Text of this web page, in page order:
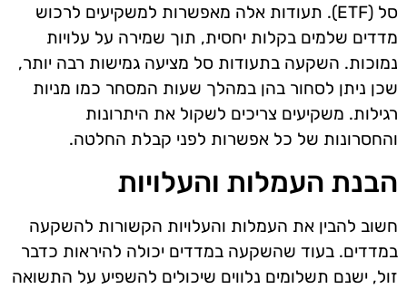
סל (ETF). תעודות אלה מאפשרות למשקיעים לרכוש
מדדים שלמים בקלות יחסית, תוך שמירה על עלויות
נמוכות. השקעה בתעודות סל מציעה גמישות רבה יותר,
שכן ניתן לסחור בהן במהלך שעות המסחר כמו מניות
רגילות. משקיעים צריכים לשקול את היתרונות
והחסרונות של כל אפשרות לפני קבלת החלטה.
הבנת העמלות והעלויות
חשוב להבין את העמלות והעלויות הקשורות להשקעה
במדדים. בעוד שהשקעה במדדים יכולה להיראות כדבר
זול, ישנם תשלומים נלווים שיכולים להשפיע על התשואה